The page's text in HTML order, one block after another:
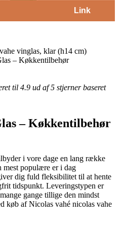
Link
vinglas, klar (h14 cm)
– Køkkentilbehør
til 4.9 ud af 5 stjerner baseret
– Køkkentilbehør
i vore dage en lang række
mest populære er i dag
dig fuld fleksibilitet til at hente
tidspunkt. Leveringstypen er
gange tillige den mindst
køb af Nicolas vahé nicolas vahe